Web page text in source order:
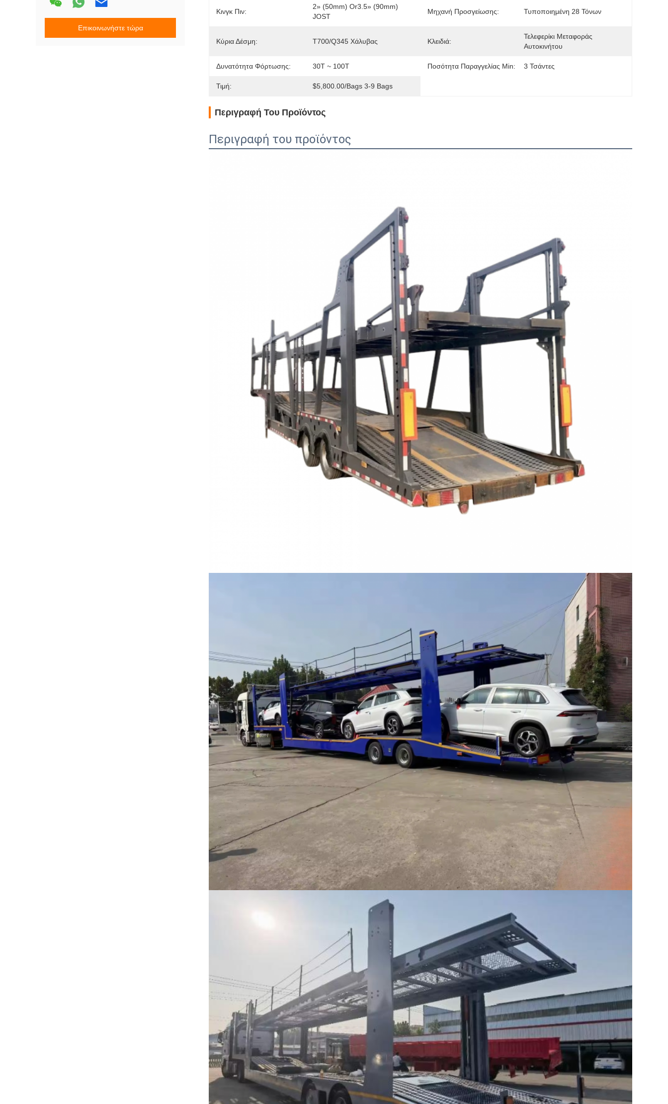
Επικοινωνήστε τώρα
Κινγκ Πιν:
2» (50mm) Or3.5» (90mm)
JOST
Μηχανή Προσγείωσης: Τυποποιημένη 28 Τόνων
Κύρια Δέσμη: T700/Q345 Χάλυβας Κλειδιά:
Τελεφερίκι Μεταφοράς
Αυτοκινήτου
Δυνατότητα Φόρτωσης: 30T ~ 100T Ποσότητα Παραγγελίας Min: 3 Τσάντες
Τιμή: $5,800.00/bags 3-9 Bags
Περιγραφή Του Προϊόντος
Περιγραφή του προϊόντος